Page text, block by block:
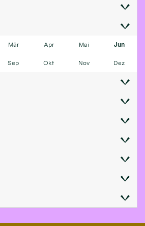
Mär Apr Mai Jun
Sep Okt Nov Dez